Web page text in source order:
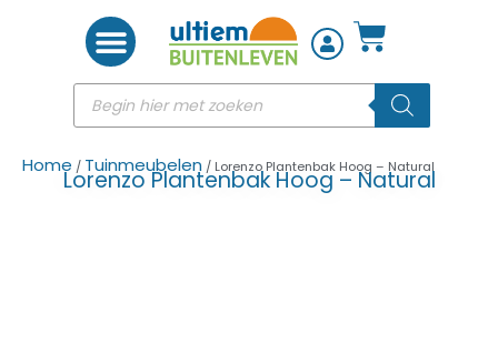
Home / Tuinmeubelen / Lorenzo Plantenbak Hoog – Natural
Lorenzo Plantenbak Hoog – Natural